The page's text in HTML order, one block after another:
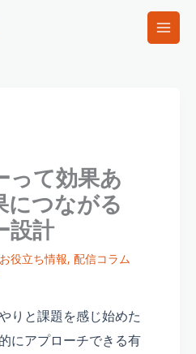
って効果あ
につながる
設計
役立ち情報, 配信コラム
りと課題を感じ始めた
にアプローチできる有